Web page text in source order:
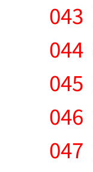
043
044
045
046
047